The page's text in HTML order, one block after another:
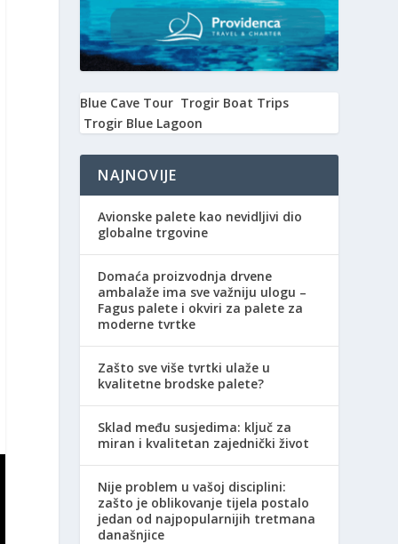
Blue Cave Tour Trogir Boat Trips
Trogir Blue Lagoon
NAJNOVIJE
Avionske palete kao nevidljivi dio
globalne trgovine
Domaća proizvodnja drvene
ambalaže ima sve važniju ulogu –
Fagus palete i okviri za palete za
moderne tvrtke
Zašto sve više tvrtki ulaže u
kvalitetne brodske palete?
Sklad među susjedima: ključ za
miran i kvalitetan zajednički život
Nije problem u vašoj disciplini:
zašto je oblikovanje tijela postalo
jedan od najpopularnijih tretmana
današnjice